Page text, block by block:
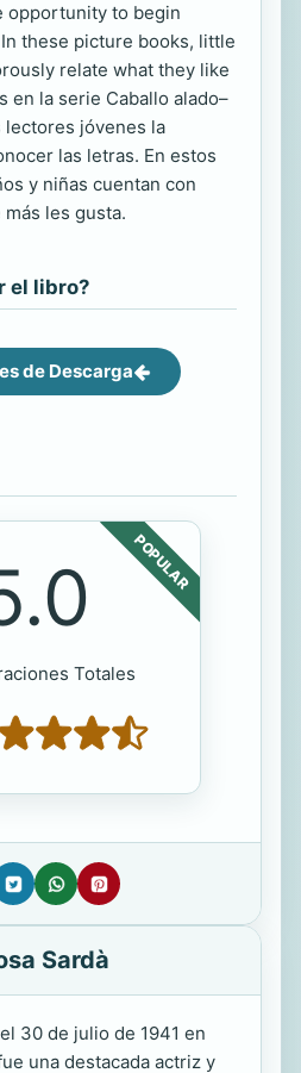
opportunity to begin
these picture books, little
relate what they like
en la serie Caballo alado–
lectores jóvenes la
las letras. En estos
y niñas cuentan con
les gusta.
el libro?
de Descarga
POPULAR
Totales
Sardà
30 de julio de 1941 en
una destacada actriz y